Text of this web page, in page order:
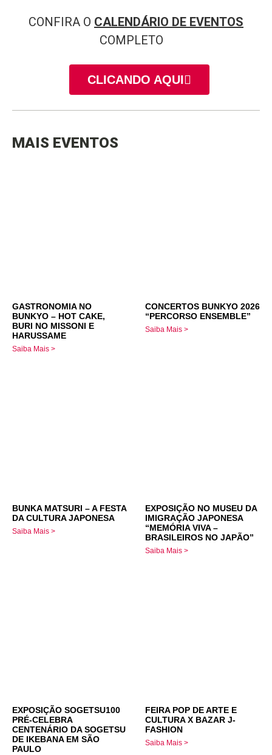
CONFIRA O CALENDÁRIO DE EVENTOS
COMPLETO
CLICANDO AQUI
MAIS EVENTOS
GASTRONOMIA NO
BUNKYO – HOT CAKE,
BURI NO MISSONI E
HARUSSAME
Saiba Mais >
CONCERTOS BUNKYO 2026
“PERCORSO ENSEMBLE”
Saiba Mais >
BUNKA MATSURI – A FESTA
DA CULTURA JAPONESA
Saiba Mais >
EXPOSIÇÃO NO MUSEU DA
IMIGRAÇÃO JAPONESA
“MEMÓRIA VIVA –
BRASILEIROS NO JAPÃO”
Saiba Mais >
EXPOSIÇÃO SOGETSU100
PRÉ-CELEBRA
CENTENÁRIO DA SOGETSU
DE IKEBANA EM SÃO
PAULO
FEIRA POP DE ARTE E
CULTURA X BAZAR J-
FASHION
Saiba Mais >